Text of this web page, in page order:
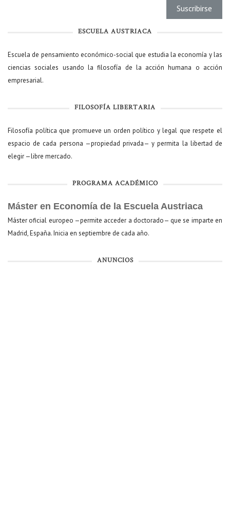
ESCUELA AUSTRIACA
Escuela de pensamiento económico-social que estudia la economía y las
ciencias sociales usando la filosofía de la acción humana o acción
empresarial.
FILOSOFÍA LIBERTARIA
Filosofía política que promueve un orden político y legal que respete el
espacio de cada persona —propiedad privada— y permita la libertad de
elegir —libre mercado.
PROGRAMA ACADÉMICO
Máster en Economía de la Escuela Austriaca
Máster oficial europeo —permite acceder a doctorado— que se imparte en
Madrid, España. Inicia en septiembre de cada año.
ANUNCIOS